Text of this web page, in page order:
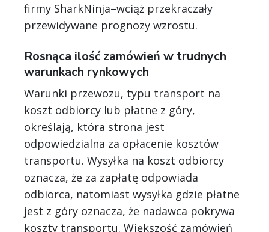
firmy SharkNinja–wciąż przekraczały
przewidywane prognozy wzrostu.
Rosnąca ilość zamówień w trudnych
warunkach rynkowych
Warunki przewozu, typu transport na
koszt odbiorcy lub płatne z góry,
określają, która strona jest
odpowiedzialna za opłacenie kosztów
transportu. Wysyłka na koszt odbiorcy
oznacza, że za zapłatę odpowiada
odbiorca, natomiast wysyłka gdzie płatne
jest z góry oznacza, że nadawca pokrywa
koszty transportu. Większość zamówień